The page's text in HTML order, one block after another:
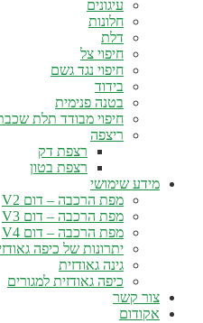
עיגונים
חלונות
דלת
חיפוי צל
חיפוי נגד גשם
בידוד
בטנה פנימית
חיפוי מבודד תלת שכבתי
ריצפה
רצפת דק
רצפת בטון
מידע שימושי
מפת הרכבה – דום V2
מפת הרכבה – דום V3
מפת הרכבה – דום V4
יתרונות של כיפה גאודזית
גינה גאודזית
כיפה גאודזית למגורים
צור קשר
אקודום